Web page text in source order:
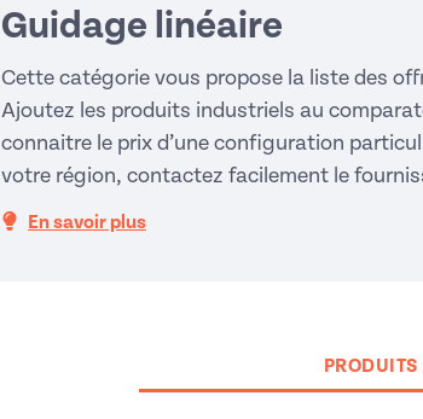
Guidage linéaire
Cette catégorie vous propose la liste des
Ajoutez les produits industriels au
connaitre le prix d’une configuration
votre région, contactez facilement le
En savoir plus